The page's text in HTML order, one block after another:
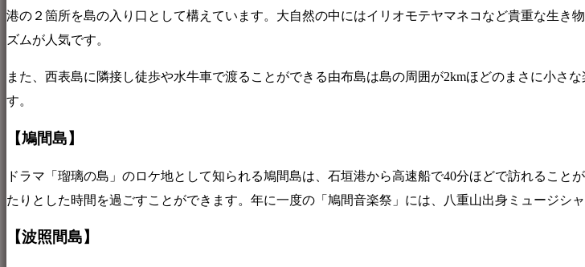
港の２箇所を島の入り口として構えています。大自然の中にはイリオモテヤマネコなど貴重な生き
ズムが人気です。
また、西表島に隣接し徒歩や水牛車で渡ることができる由布島は島の周囲が2kmほどのまさに小さ
す。
【鳩間島】
ドラマ「瑠璃の島」のロケ地として知られる鳩間島は、石垣港から高速船で40分ほどで訪れるこ
たりとした時間を過ごすことができます。年に一度の「鳩間音楽祭」には、八重山出身ミュージシ
【波照間島】